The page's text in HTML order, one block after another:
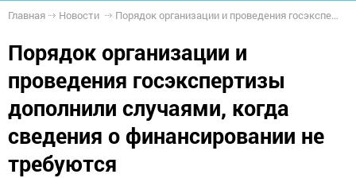
Главная Новости Порядок организации и проведения госэкспертизы дополнили случаями, когда сведения о финансировании не требуются
Порядок организации и
проведения госэкспертизы
дополнили случаями, когда
сведения о финансировании не
требуются